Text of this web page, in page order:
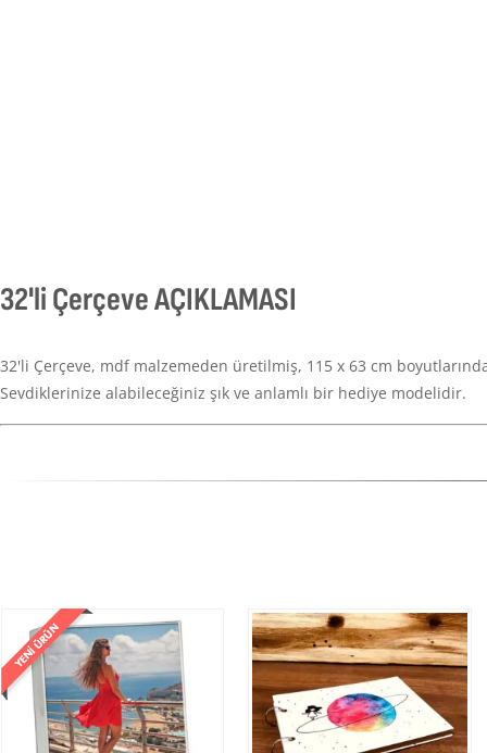
32'li Çerçeve AÇIKLAMASI
32'li Çerçeve, mdf malzemeden üretilmiş, 115 x 63 cm
Sevdiklerinize alabileceğiniz şık ve anlamlı bir hediye modelidir.